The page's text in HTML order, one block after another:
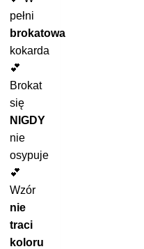
pełni
brokatowa
kokarda
💕
Brokat
się
NIGDY
nie
osypuje
💕
Wzór
nie
traci
koloru